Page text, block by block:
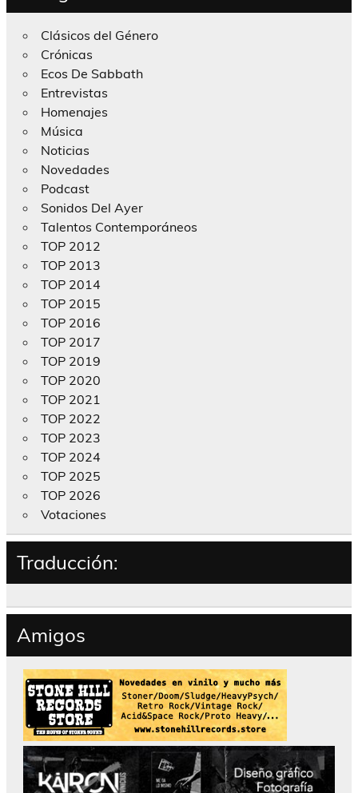
Clásicos del Género
Crónicas
Ecos De Sabbath
Entrevistas
Homenajes
Música
Noticias
Novedades
Podcast
Sonidos Del Ayer
Talentos Contemporáneos
TOP 2012
TOP 2013
TOP 2014
TOP 2015
TOP 2016
TOP 2017
TOP 2019
TOP 2020
TOP 2021
TOP 2022
TOP 2023
TOP 2024
TOP 2025
TOP 2026
Votaciones
Traducción:
Amigos